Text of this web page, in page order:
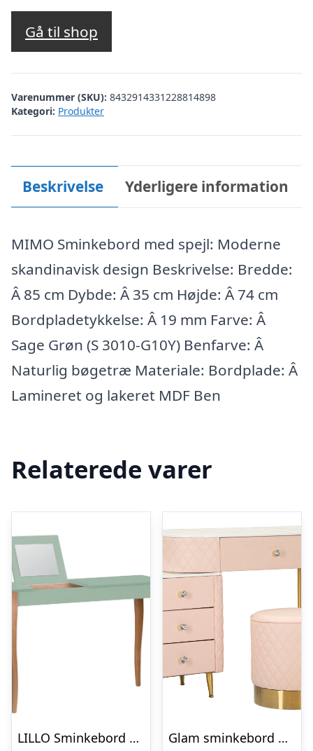
Gå til shop
Varenummer (SKU): 8432914331228814898
Kategori: Produkter
Beskrivelse Yderligere information
MIMO Sminkebord med spejl: Moderne
skandinavisk design Beskrivelse: Bredde:
Â 85 cm Dybde: Â 35 cm Højde: Â 74 cm
Bordpladetykkelse: Â 19 mm Farve: Â
Sage Grøn (S 3010-G10Y) Benfarve: Â
Naturlig bøgetræ Materiale: Bordplade: Â
Lamineret og lakeret MDF Ben
Relaterede varer
LILLO Sminkebord med spejl 105x35cm Salviegrøn
Glam sminkebord med skammel i træ, mdf, metal – 120x40x75, 36×39 cm